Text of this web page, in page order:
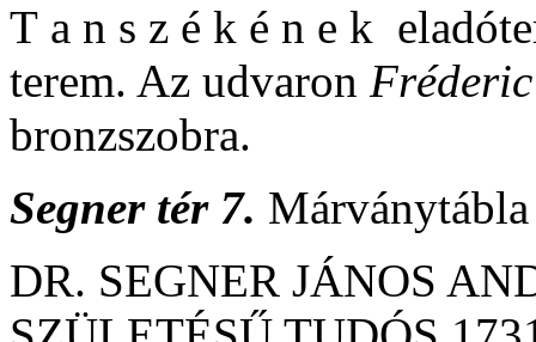
T a n s z é k é n e k
terem. Az udvaron
bronzszobra.
Segner tér 7.
DR. SEGNER JÁNOS